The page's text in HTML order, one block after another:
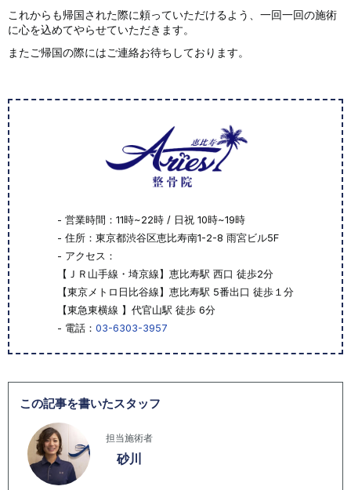
これからも帰国された際に頼っていただけるよう、一回一回の施術
に心を込めてやらせていただきます。
またご帰国の際にはご連絡お待ちしております。
- 営業時間：11時~22時 / 日祝 10時~19時
- 住所：東京都渋谷区恵比寿南1-2-8 雨宮ビル5F
- アクセス：
【ＪＲ山手線・埼京線】恵比寿駅 西口 徒歩2分
【東京メトロ日比谷線】恵比寿駅 5番出口 徒歩１分
【東急東横線 】代官山駅 徒歩 6分
- 電話： 03-6303-3957
この記事を書いたスタッフ
担当施術者
砂川